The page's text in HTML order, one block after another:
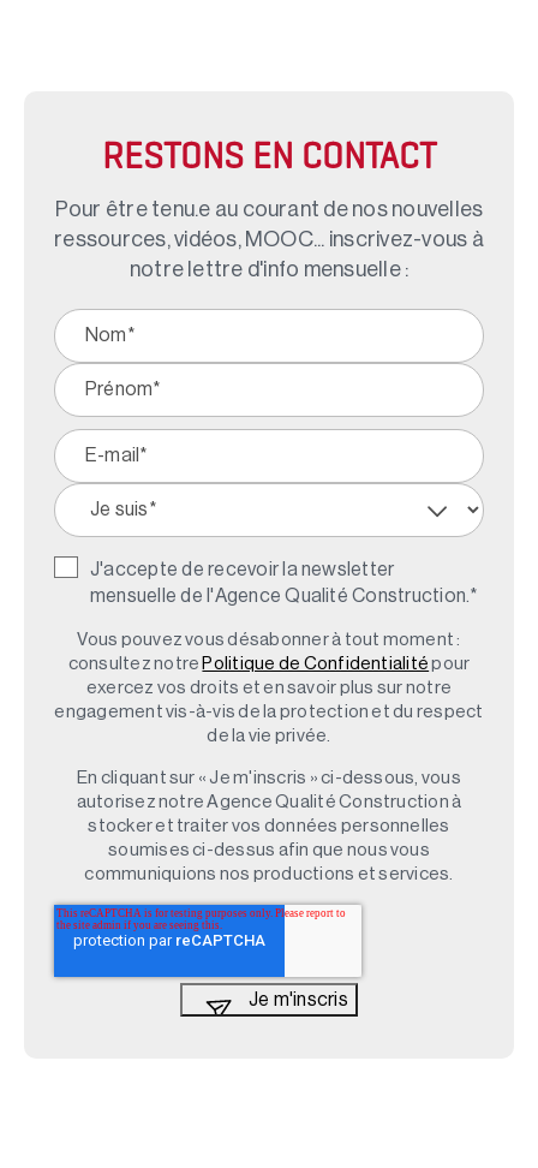
RESTONS EN CONTACT
Pour être tenu.e au courant de nos nouvelles
ressources, vidéos, MOOC... inscrivez-vous à
notre lettre d'info mensuelle :
J'accepte de recevoir la newsletter
mensuelle de l'Agence Qualité Construction. *
Vous pouvez vous désabonner à tout moment :
consultez notre Politique de Confidentialité pour
exercez vos droits et en savoir plus sur notre
engagement vis-à-vis de la protection et du respect
de la vie privée.
En cliquant sur « Je m'inscris » ci-dessous, vous
autorisez notre Agence Qualité Construction à
stocker et traiter vos données personnelles
soumises ci-dessus afin que nous vous
communiquions nos productions et services.